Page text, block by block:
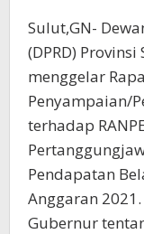
Sulut,GN-
(DPRD)
menggelar
Penyampaian/
terhadap
Pendapatan
Anggaran 2021.
Gubernur